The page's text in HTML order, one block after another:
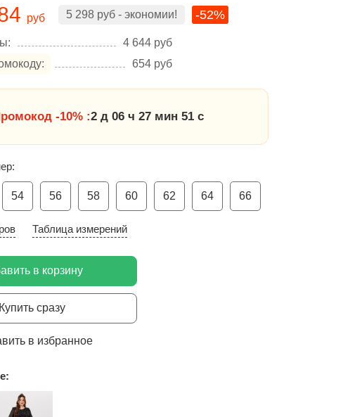
руб 5 298 руб - экономии! -52%
4 644 руб
654 руб
-10% :2 д 06 ч 27 мин 51 с
54 56 58 60 62 64 66
Таблица измерений
в корзину
Купить сразу
в избранное